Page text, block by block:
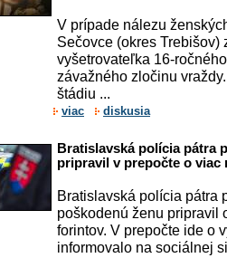
V prípade nálezu
Sečovce (okres Trebišov)
vyšetrovateľka 16-
závažného zločinu
štádiu ...
viac diskusia
Bratislavská polícia pátra
pripravil v prepočte o viac
Bratislavská polícia pátra
poškodenú ženu pripravil
forintov. V prepočte ide o
informovalo na sociálnej